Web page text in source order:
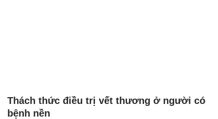
Thách thức điều trị vết thương ở người có
bệnh nền